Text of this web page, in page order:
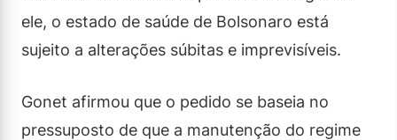
ele, o estado de saúde de Bolsonaro está
sujeito a alterações súbitas e imprevisíveis.
Gonet afirmou que o pedido se baseia no
pressuposto de que a manutenção do regime